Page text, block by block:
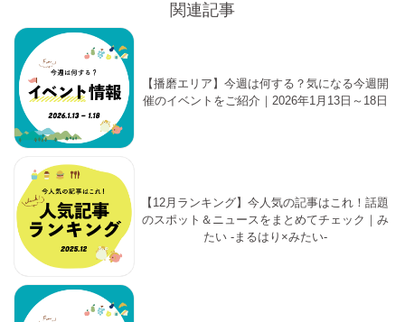
関連記事
【播磨エリア】今週は何する？気になる今週開
催のイベントをご紹介｜2026年1月13日～18日
【12月ランキング】今人気の記事はこれ！話題
のスポット＆ニュースをまとめてチェック｜み
たい -まるはり×みたい-